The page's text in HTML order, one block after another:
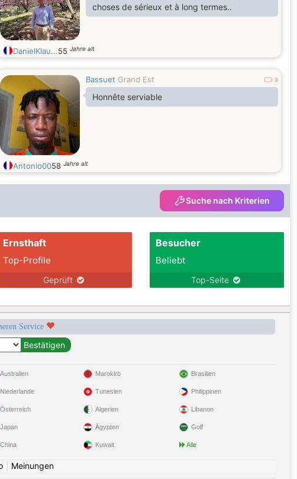
choses de sérieux et à long termes..
DanielKlau...55 Jahre alt
Bassuet Grand Est 0
Honnête serviable
Antonio0058 Jahre alt
Suche nach Kriterien
Ernsthaft
Top-Profile
Geprüft
Besucher
Beliebt
Top-Seite
Service
Australien
Niederlande
Österreich
Japan
China
Marokko
Tunesien
Algerien
Ägypten
Kuwait
Brasilien
Philippinen
Libanon
Golf
Alle
Meinungen